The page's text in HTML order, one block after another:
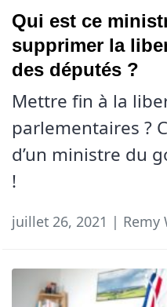
Qui est ce
supprimer la
des députés ?
Mettre fin à la
parlementaires ?
d’un ministre du
!
juillet 26, 2021 | Remy